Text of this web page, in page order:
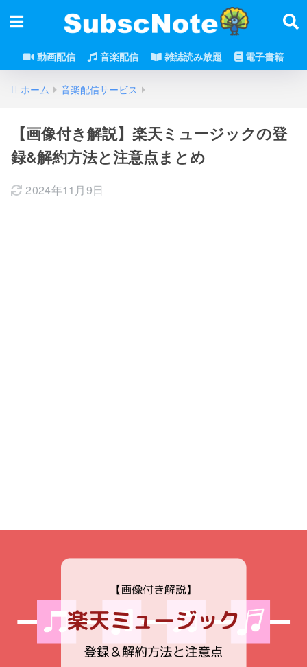
動画配信 音楽配信 雑誌読み放題 電子書籍
ホーム 音楽配信サービス
【画像付き解説】楽天ミュージックの登
録&解約方法と注意点まとめ
2024年11月9日